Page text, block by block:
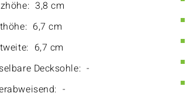
3,8 cm
6,7 cm
6,7 cm
Decksohle: -
-